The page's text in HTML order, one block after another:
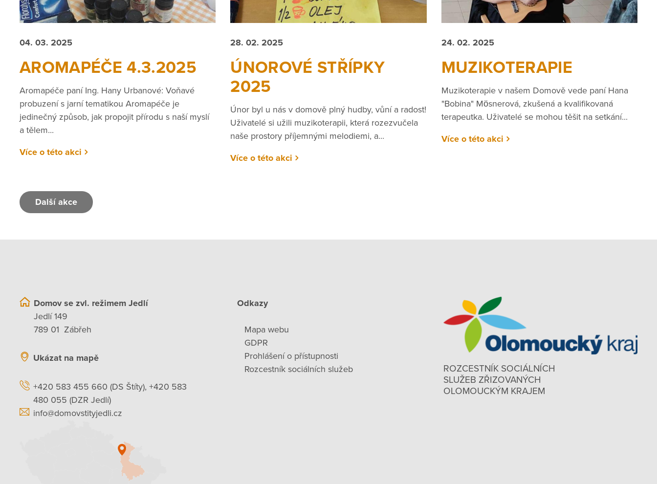
04. 03. 2025
AROMAPÉČE 4.3.2025
Aromapéče paní Ing. Hany Urbanové: Voňavé
probuzení s jarní tematikou Aromapéče je
jedinečný způsob, jak propojit přírodu s naší myslí
a tělem...
Více o této akci
28. 02. 2025
ÚNOROVÉ STŘÍPKY
2025
Únor byl u nás v domově plný hudby, vůní a radost!
Uživatelé si užili muzikoterapii, která rozezvučela
naše prostory příjemnými melodiemi, a...
Více o této akci
24. 02. 2025
MUZIKOTERAPIE
Muzikoterapie v našem Domově vede paní Hana
"Bobina" Mösnerová, zkušená a kvalifikovaná
terapeutka. Uživatelé se mohou těšit na setkání...
Více o této akci
Další akce
Domov se zvl. režimem Jedlí
Jedlí 149
789 01 Zábřeh
Ukázat na mapě
+420 583 455 660 (DS Štíty), +420 583
480 055 (DZR Jedlí)
info@domovstityjedli.cz
Odkazy
Mapa webu
GDPR
Prohlášení o přístupnosti
Rozcestník sociálních služeb
ROZCESTNÍK SOCIÁLNÍCH
SLUŽEB ZŘIZOVANÝCH
OLOMOUCKÝM KRAJEM